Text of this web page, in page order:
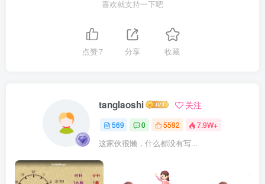
喜欢就支持一下吧
点赞7 分享 收藏
tanglaoshi 关注
569 0 5592 7.9W+
这家伙很懒，什么都没有写...